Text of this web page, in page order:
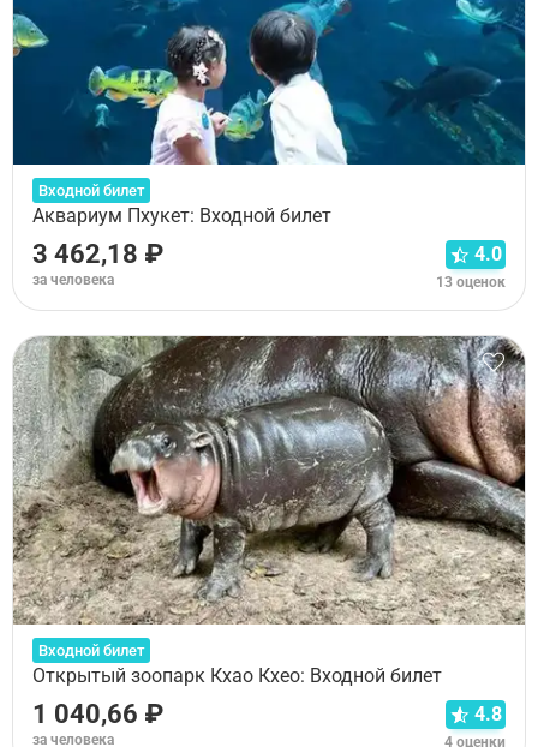
Входной билет
Аквариум Пхукет: Входной билет
3 462,18 ₽
за человека
4.0
13 оценок
Входной билет
Открытый зоопарк Кхао Кхео: Входной билет
1 040,66 ₽
за человека
4.8
4 оценки